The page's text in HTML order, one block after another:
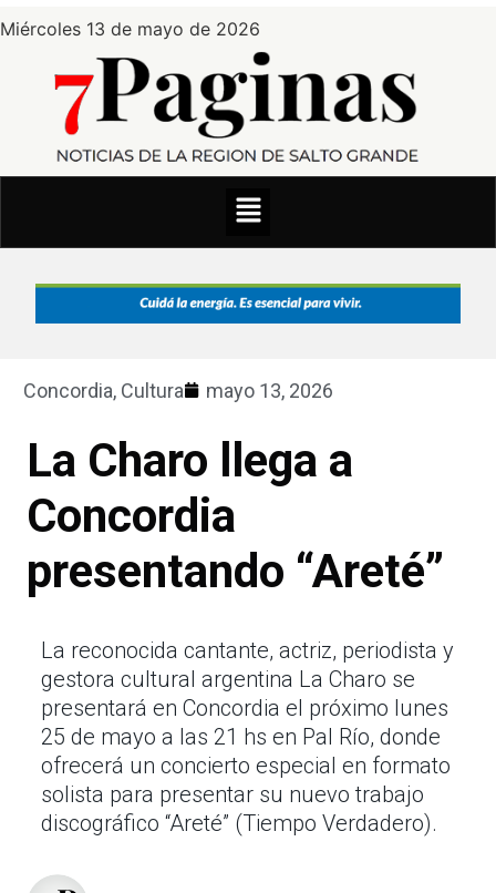
Miércoles 13 de mayo de 2026
Concordia, Cultura mayo 13, 2026
La Charo llega a
Concordia
presentando “Areté”
La reconocida cantante, actriz, periodista y
gestora cultural argentina La Charo se
presentará en Concordia el próximo lunes
25 de mayo a las 21 hs en Pal Río, donde
ofrecerá un concierto especial en formato
solista para presentar su nuevo trabajo
discográfico “Areté” (Tiempo Verdadero).